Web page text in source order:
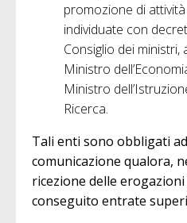
promozione di
individuate con
Consiglio dei
Ministro
Ministro
Ricerca.
Tali enti sono obbligati
comunicazione qualora,
ricezione delle
conseguito entrate